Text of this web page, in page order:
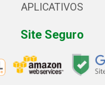
APLICATIVOS
Site Seguro